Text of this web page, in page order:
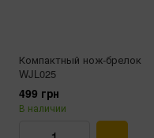
Компактный нож-брелок
WJL025
499 грн
В наличии